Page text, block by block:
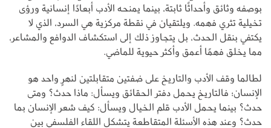
بوصفه وثائق وأحداثًا ثابتة، بينما يمنحه الأدب أبعادًا إنسانية ورؤى
تخيلية تثري فهمه. ويلتقيان في نقطة مركزية هي السرد، الذي لا
يكتفي بنقل الحدث، بل يتجاوز ذلك إلى استكشاف الدوافع والمشاعر،
مما يخلق فهمًا أعمق وأكثر حيوية للماضي.
لطالما وقف الأدب والتاريخ على ضفتين متقابلتين لنهرٍ واحد هو
الإنسان؛ فالتاريخ يحمل دفتر الحقائق ويسأل: ماذا حدث؟ ومتى
حدث؟ بينما يحمل الأدب قلم الخيال ويسأل: كيف شعر الإنسان بما
حدث؟ وعند هذه الأسئلة المتقاطعة يتشكل اللقاء الفلسفي بين